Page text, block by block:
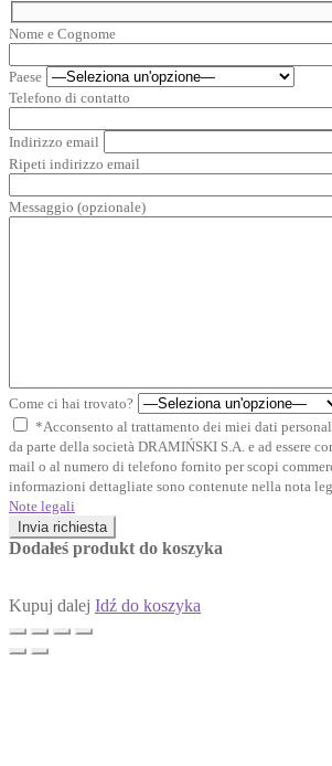
Nome e Cognome
Paese
Telefono di contatto
Indirizzo email
Ripeti indirizzo email
Messaggio (opzionale)
Come ci hai trovato?
*Acconsento al trattamento dei miei dati
da parte della società DRAMIŃSKI S.A. e ad essere
mail o al numero di telefono fornito per scopi
informazioni dettagliate sono contenute nella nota
Note legali
Invia richiesta
Dodałeś produkt do koszyka
Kupuj dalej Idź do koszyka